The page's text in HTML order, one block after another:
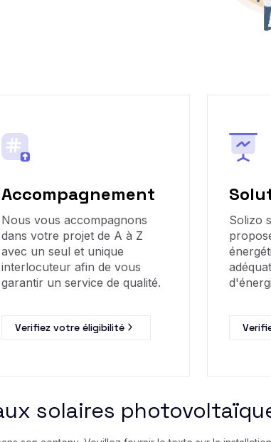
Accompagnement
Nous vous accompagnons
dans votre projet de A à Z
avec un seul et unique
interlocuteur afin de vous
garantir un service de qualité.
Verifiez votre éligibilité
Solizo
solaires